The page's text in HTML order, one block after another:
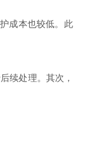
成本也较低。此
续处理。其次，